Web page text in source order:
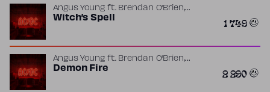
Angus Youngft. Brendan O'Brien,
Malcolm Young
Witch’s Spell 1 749
Angus Youngft. Brendan O'Brien,
Malcolm Young
Demon Fire 2 290